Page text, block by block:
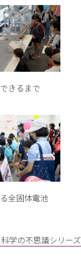
きるまで
全固体電池
学の不思議シリーズ